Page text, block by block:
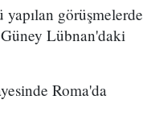
görüşmelerde
Lübnan'daki
Roma'da